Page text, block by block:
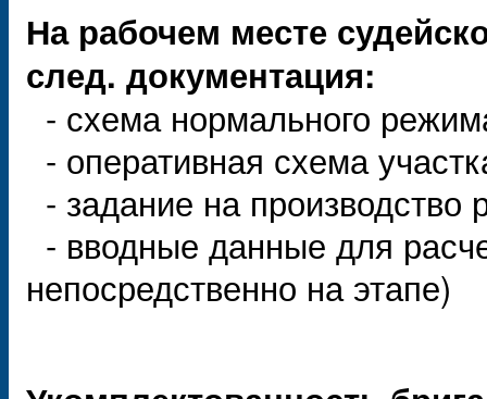
На рабочем месте
след. документация:
- схема нормального
- оперативная схема
- задание на производство
- вводные данные для
непосредственно на этапе)